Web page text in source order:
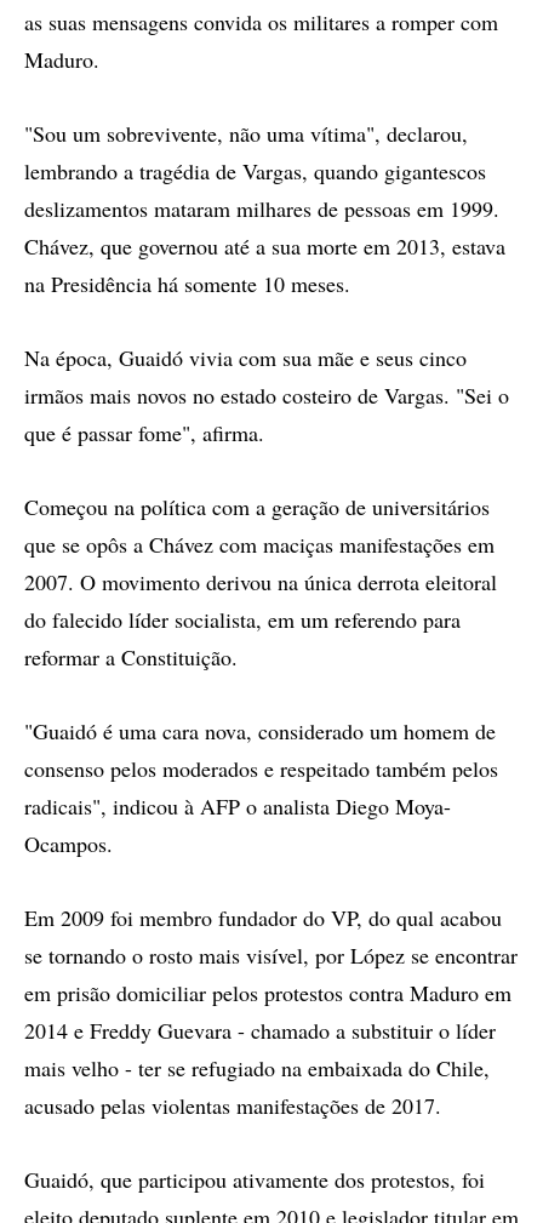
as suas mensagens convida os militares a romper com
Maduro.
"Sou um sobrevivente, não uma vítima", declarou,
lembrando a tragédia de Vargas, quando gigantescos
deslizamentos mataram milhares de pessoas em 1999.
Chávez, que governou até a sua morte em 2013, estava
na Presidência há somente 10 meses.
Na época, Guaidó vivia com sua mãe e seus cinco
irmãos mais novos no estado costeiro de Vargas. "Sei o
que é passar fome", afirma.
Começou na política com a geração de universitários
que se opôs a Chávez com maciças manifestações em
2007. O movimento derivou na única derrota eleitoral
do falecido líder socialista, em um referendo para
reformar a Constituição.
"Guaidó é uma cara nova, considerado um homem de
consenso pelos moderados e respeitado também pelos
radicais", indicou à AFP o analista Diego Moya-
Ocampos.
Em 2009 foi membro fundador do VP, do qual acabou
se tornando o rosto mais visível, por López se encontrar
em prisão domiciliar pelos protestos contra Maduro em
2014 e Freddy Guevara - chamado a substituir o líder
mais velho - ter se refugiado na embaixada do Chile,
acusado pelas violentas manifestações de 2017.
Guaidó, que participou ativamente dos protestos, foi
eleito deputado suplente em 2010 e legislador titular em